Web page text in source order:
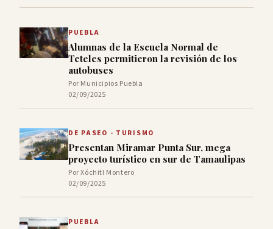
PUEBLA
Alumnas de la Escuela Normal de
Teteles permitieron la revisión de los
autobuses
Por Municipios Puebla
02/09/2025
DE PASEO - TURISMO
Presentan Miramar Punta Sur, mega
proyecto turístico en sur de Tamaulipas
Por Xóchitl Montero
02/09/2025
PUEBLA